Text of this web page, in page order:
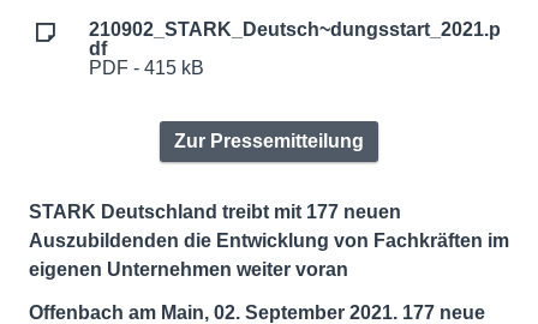
210902_STARK_Deutsch~dungsstart_2021.p
df
PDF - 415 kB
Zur Pressemitteilung
STARK Deutschland treibt mit 177 neuen
Auszubildenden die Entwicklung von Fachkräften im
eigenen Unternehmen weiter voran
Offenbach am Main, 02. September 2021. 177 neue